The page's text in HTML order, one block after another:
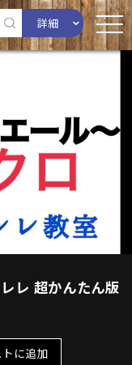
詳細
レ 超かんたん版
に追加